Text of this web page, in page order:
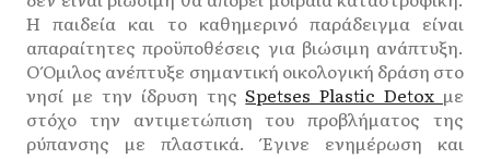
Η παιδεία και το καθημερινό παράδειγμα είναι
απαραίτητες προϋποθέσεις για βιώσιμη ανάπτυξη.
Ο Όμιλος ανέπτυξε σημαντική οικολογική δράση στο
νησί με την ίδρυση τηςSpetses Plastic Detox με
στόχο την αντιμετώπιση του προβλήματος της
ρύπανσης με πλαστικά. Έγινε ενημέρωση και